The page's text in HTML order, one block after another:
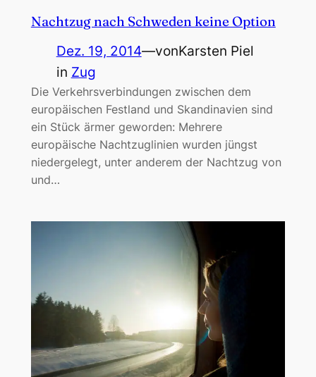
Nachtzug nach Schweden keine Option
Dez. 19, 2014—vonKarsten Piel
in Zug
Die Verkehrsverbindungen zwischen dem
europäischen Festland und Skandinavien sind
ein Stück ärmer geworden: Mehrere
europäische Nachtzuglinien wurden jüngst
niedergelegt, unter anderem der Nachtzug von
und…